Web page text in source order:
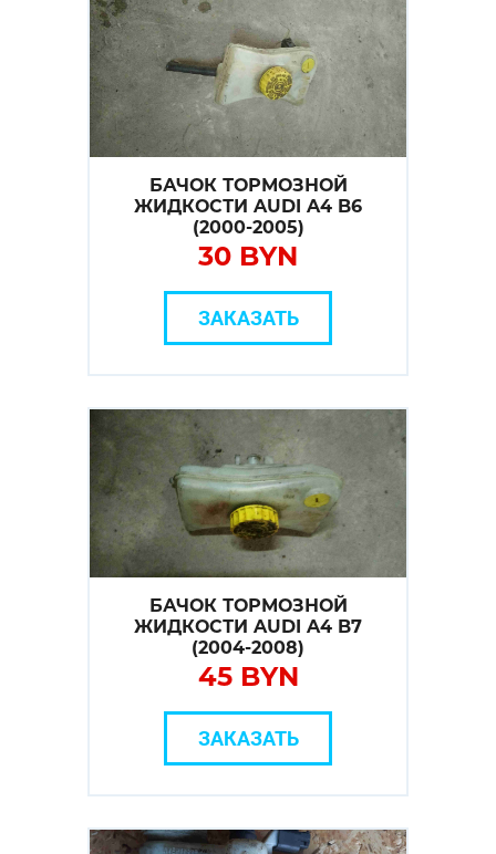
БАЧОК ТОРМОЗНОЙ
ЖИДКОСТИ AUDI A4 B6
(2000-2005)
30 BYN
ЗАКАЗАТЬ
БАЧОК ТОРМОЗНОЙ
ЖИДКОСТИ AUDI A4 B7
(2004-2008)
45 BYN
ЗАКАЗАТЬ